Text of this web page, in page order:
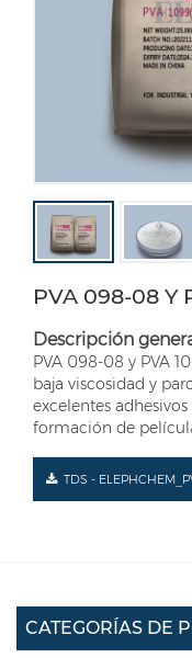
PVA 098-08 Y
Descripción
PVA 098-08 y PVA
baja viscosidad y
excelentes
formación de
TDS -
CATEGORÍAS DE